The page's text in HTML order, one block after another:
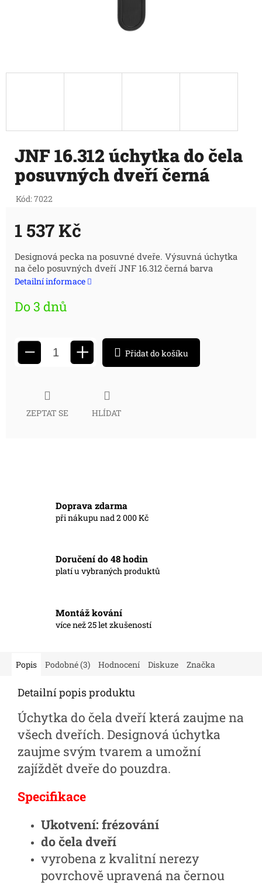
JNF 16.312 úchytka do čela
posuvných dveří černá
Kód:7022
1 537 Kč
Měrná
cena:
Designová pecka na posuvné dveře. Výsuvná úchytka
na čelo posuvných dveří JNF 16.312 černá barva
Detailní informace
Do 3 dnů
− + Přidat do košíku
ZEPTAT SE HLÍDAT
Doprava zdarma
při nákupu nad 2 000 Kč
Doručení do 48 hodin
platí u vybraných produktů
Montáž kování
více než 25 let zkušeností
Popis Podobné (3) Hodnocení Diskuze Značka
Detailní popis produktu
Úchytka do čela dveří která zaujme na
všech dveřích. Designová úchytka
zaujme svým tvarem a umožní
zajíždět dveře do pouzdra.
Specifikace
Ukotvení: frézování
do čela dveří
vyrobena z kvalitní nerezy
povrchově upravená na černou